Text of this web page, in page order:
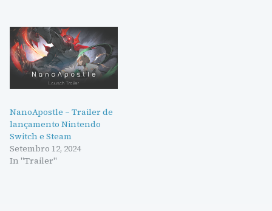
NanoApostle – Trailer de
lançamento Nintendo
Switch e Steam
Setembro 12, 2024
In "Trailer"